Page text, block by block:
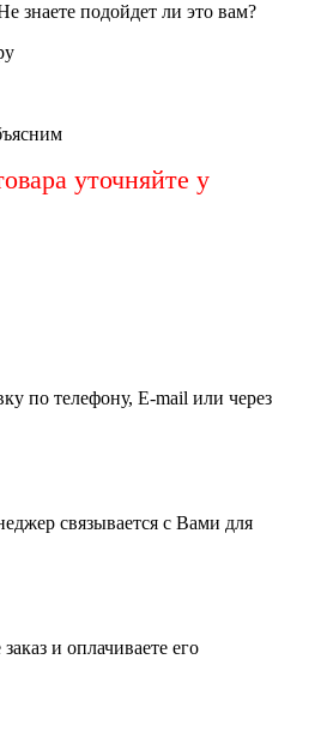
знаете подойдет ли это вам?
уточняйте у
по телефону, E-mail или через
связывается с Вами для
и оплачиваете его